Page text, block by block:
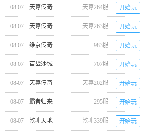
08-07 天尊传奇 天尊264服 开始玩
08-07 天尊传奇 天尊263服 开始玩
08-07 维京传奇 983服 开始玩
08-07 百战沙城 707服 开始玩
08-07 天尊传奇 天尊262服 开始玩
08-07 霸者归来 295服 开始玩
08-07 乾坤天地 乾坤339服 开始玩